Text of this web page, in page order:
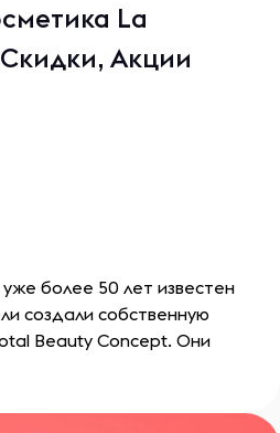
La
Акции
более 50 лет известен
создали собственную
Beauty Concept. Они
средствах для
препаратах для